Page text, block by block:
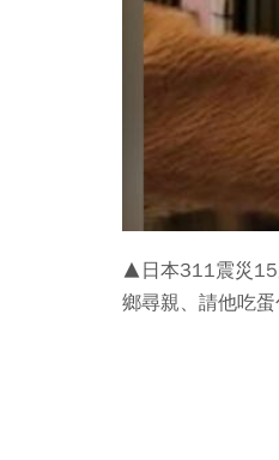
▲日本311震災15
鄉尋親、請他吃蛋